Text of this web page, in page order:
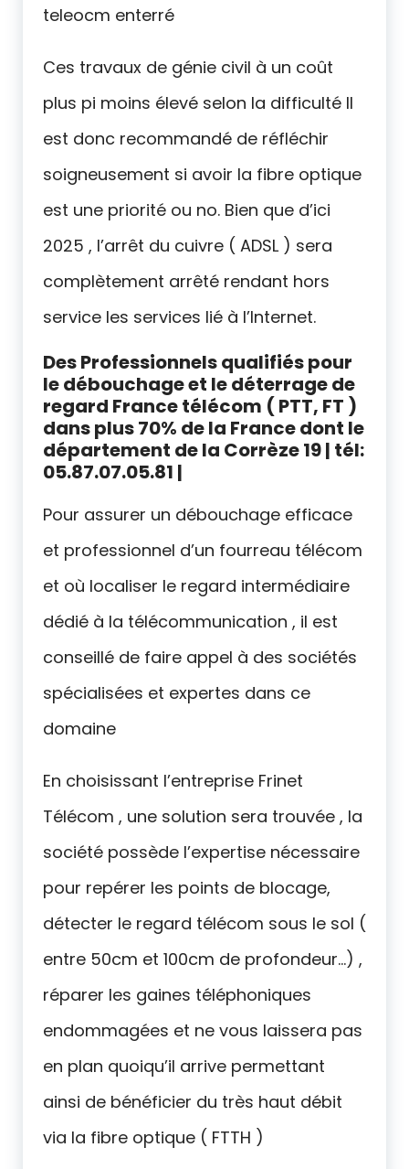
teleocm enterré
Ces travaux de génie civil à un coût
plus pi moins élevé selon la difficulté Il
est donc recommandé de réfléchir
soigneusement si avoir la fibre optique
est une priorité ou no. Bien que d’ici
2025 , l’arrêt du cuivre ( ADSL ) sera
complètement arrêté rendant hors
service les services lié à l’Internet.
Des Professionnels qualifiés pour
le débouchage et le déterrage de
regard France télécom ( PTT, FT )
dans plus 70% de la France dont le
département de la Corrèze 19 | tél:
05.87.07.05.81 |
Pour assurer un débouchage efficace
et professionnel d’un fourreau télécom
et où localiser le regard intermédiaire
dédié à la télécommunication , il est
conseillé de faire appel à des sociétés
spécialisées et expertes dans ce
domaine
En choisissant l’entreprise Frinet
Télécom , une solution sera trouvée , la
société possède l’expertise nécessaire
pour repérer les points de blocage,
détecter le regard télécom sous le sol (
entre 50cm et 100cm de profondeur…) ,
réparer les gaines téléphoniques
endommagées et ne vous laissera pas
en plan quoiqu’il arrive permettant
ainsi de bénéficier du très haut débit
via la fibre optique ( FTTH )